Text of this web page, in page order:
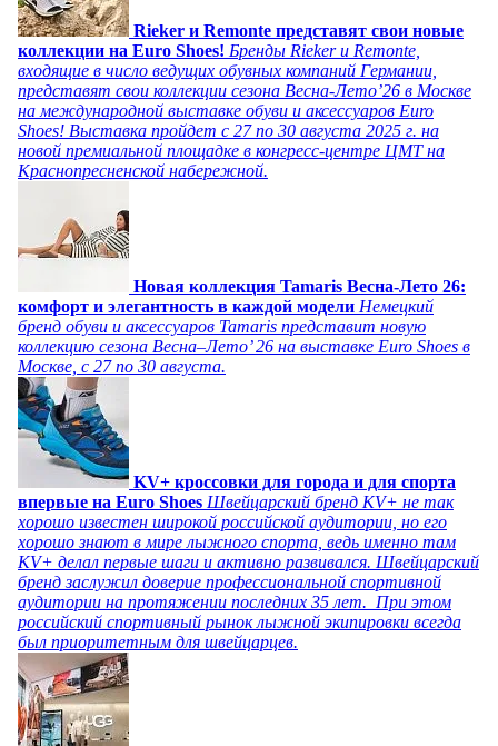
Rieker и Remonte представят свои новые
коллекции на Euro Shoes! Бренды Rieker и Remonte,
входящие в число ведущих обувных компаний Германии,
представят свои коллекции сезона Весна-Лето’26 в Москве
на международной выставке обуви и аксессуаров Euro
Shoes! Выставка пройдет c 27 по 30 августа 2025 г. на
новой премиальной площадке в конгресс-центре ЦМТ на
Краснопресненской набережной.
Новая коллекция Tamaris Весна-Лето 26:
комфорт и элегантность в каждой модели Немецкий
бренд обуви и аксессуаров Tamaris представит новую
коллекцию сезона Весна–Лето’ 26 на выставке Euro Shoes в
Москве, с 27 по 30 августа.
KV+ кроссовки для города и для спорта
впервые на Euro Shoes Швейцарский бренд KV+ не так
хорошо известен широкой российской аудитории, но его
хорошо знают в мире лыжного спорта, ведь именно там
KV+ делал первые шаги и активно развивался. Швейцарский
бренд заслужил доверие профессиональной спортивной
аудитории на протяжении последних 35 лет. При этом
российский спортивный рынок лыжной экипировки всегда
был приоритетным для швейцарцев.